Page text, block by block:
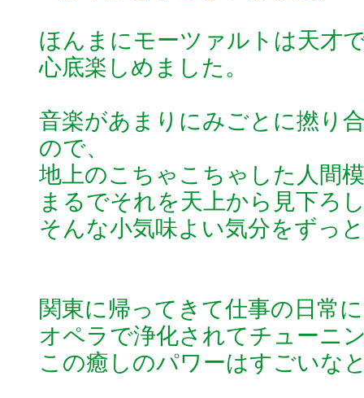
ほんまにモーツァルトは天才
心底楽しめました。
音楽があまりにみごとに撚り
ので、
地上のこちゃこちゃした人間
まるでそれを天上から見下ろ
そんな小気味よい気分をずっ
関東に帰ってきて仕事の日常
オペラで浄化されてチューニ
この癒しのパワーはすごいな